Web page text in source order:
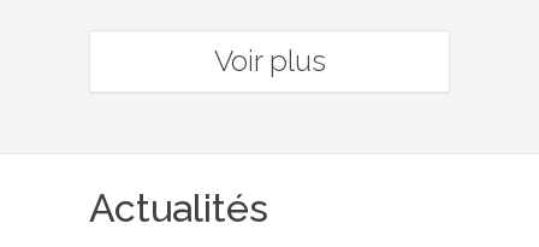
Voir plus
Actualités